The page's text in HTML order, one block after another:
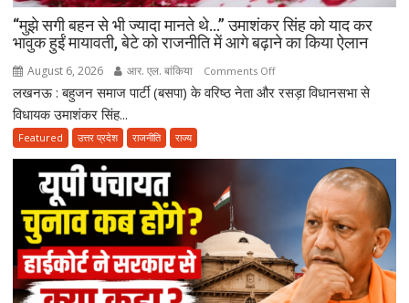
“मुझे सगी बहन से भी ज्यादा मानते थे…” उमाशंकर सिंह को याद कर
भावुक हुईं मायावती, बेटे को राजनीति में आगे बढ़ाने का किया ऐलान
August 6, 2026 आर. एल. बांकिया Comments Offon
“मुझे
उमाशंकर
सिंह
को
लखनऊ : बहुजन समाज पार्टी (बसपा) के वरिष्ठ नेता और रसड़ा विधानसभा से
विधायक उमाशंकर सिंह...
Featured उत्तर प्रदेश राजनीति राज्य